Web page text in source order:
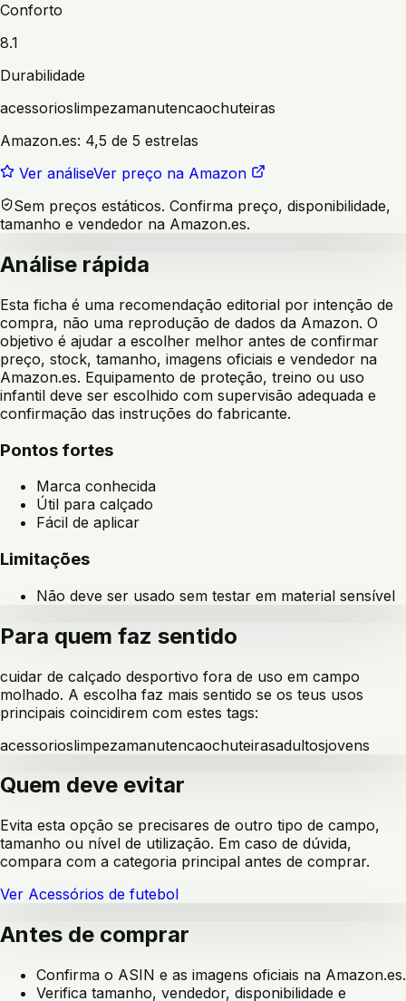
Conforto
8.1
Durabilidade
acessorioslimpezamanutencaochuteiras
Amazon.es: 4,5 de 5 estrelas
Ver análiseVer preço na Amazon
Sem preços estáticos. Confirma preço, disponibilidade,
tamanho e vendedor na Amazon.es.
Análise rápida
Esta ficha é uma recomendação editorial por intenção de
compra, não uma reprodução de dados da Amazon. O
objetivo é ajudar a escolher melhor antes de confirmar
preço, stock, tamanho, imagens oficiais e vendedor na
Amazon.es. Equipamento de proteção, treino ou uso
infantil deve ser escolhido com supervisão adequada e
confirmação das instruções do fabricante.
Pontos fortes
Marca conhecida
Útil para calçado
Fácil de aplicar
Limitações
Não deve ser usado sem testar em material sensível
Para quem faz sentido
cuidar de calçado desportivo fora de uso em campo
molhado. A escolha faz mais sentido se os teus usos
principais coincidirem com estes tags:
acessorioslimpezamanutencaochuteirasadultosjovens
Quem deve evitar
Evita esta opção se precisares de outro tipo de campo,
tamanho ou nível de utilização. Em caso de dúvida,
compara com a categoria principal antes de comprar.
Ver Acessórios de futebol
Antes de comprar
Confirma o ASIN e as imagens oficiais na Amazon.es.
Verifica tamanho, vendedor, disponibilidade e